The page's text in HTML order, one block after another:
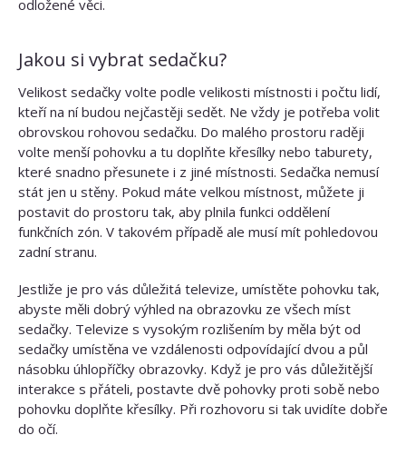
odložené věci.
Jakou si vybrat sedačku?
Velikost sedačky volte podle velikosti místnosti i počtu lidí,
kteří na ní budou nejčastěji sedět. Ne vždy je potřeba volit
obrovskou rohovou sedačku. Do malého prostoru raději
volte menší pohovku a tu doplňte křesílky nebo taburety,
které snadno přesunete i z jiné místnosti. Sedačka nemusí
stát jen u stěny. Pokud máte velkou místnost, můžete ji
postavit do prostoru tak, aby plnila funkci oddělení
funkčních zón. V takovém případě ale musí mít pohledovou
zadní stranu.
Jestliže je pro vás důležitá televize, umístěte pohovku tak,
abyste měli dobrý výhled na obrazovku ze všech míst
sedačky. Televize s vysokým rozlišením by měla být od
sedačky umístěna ve vzdálenosti odpovídající dvou a půl
násobku úhlopříčky obrazovky. Když je pro vás důležitější
interakce s přáteli, postavte dvě pohovky proti sobě nebo
pohovku doplňte křesílky. Při rozhovoru si tak uvidíte dobře
do očí.